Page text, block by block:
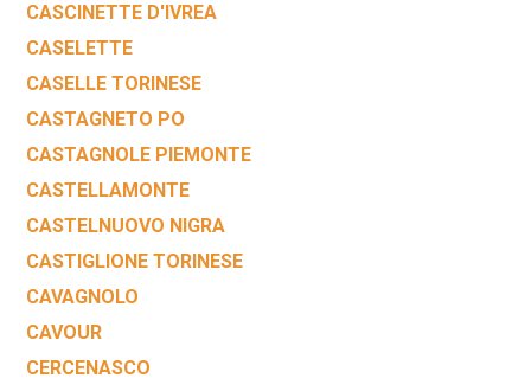
CASCINETTE D'IVREA
CASELETTE
CASELLE TORINESE
CASTAGNETO PO
CASTAGNOLE PIEMONTE
CASTELLAMONTE
CASTELNUOVO NIGRA
CASTIGLIONE TORINESE
CAVAGNOLO
CAVOUR
CERCENASCO